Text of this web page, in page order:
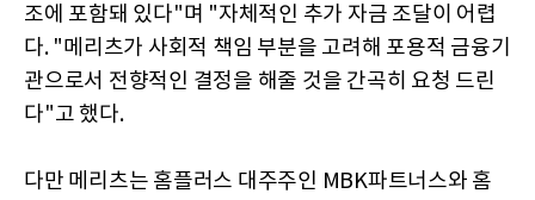
조에 포함돼 있다"며 "자체적인 추가 자금 조달이 어렵
다. "메리츠가 사회적 책임 부분을 고려해 포용적 금융기
관으로서 전향적인 결정을 해줄 것을 간곡히 요청 드린
다"고 했다.
다만 메리츠는 홈플러스 대주주인 MBK파트너스와 홈